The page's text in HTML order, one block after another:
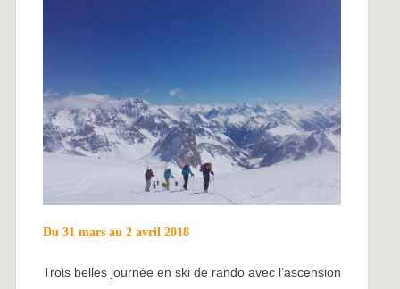
Du 31 mars au 2 avril 2018
Trois belles journée en ski de rando avec l’ascension